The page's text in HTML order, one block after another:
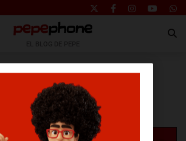
DE LA ETIQUETA: